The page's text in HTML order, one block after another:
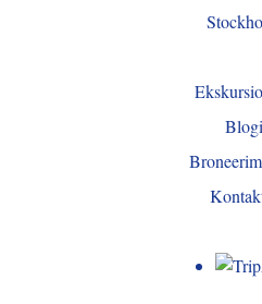
Blogi